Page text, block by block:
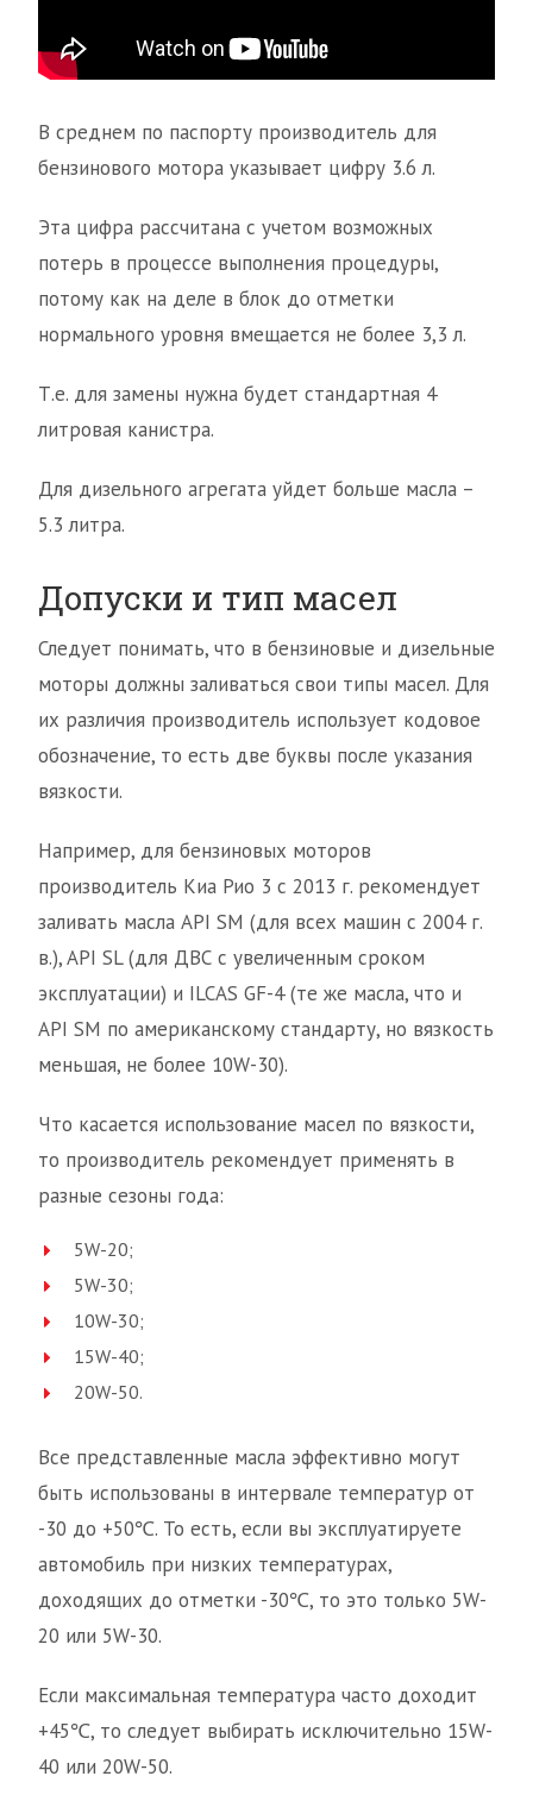
В среднем по паспорту производитель для
бензинового мотора указывает цифру 3.6 л.
Эта цифра рассчитана с учетом возможных
потерь в процессе выполнения процедуры,
потому как на деле в блок до отметки
нормального уровня вмещается не более 3,3 л.
Т.е. для замены нужна будет стандартная 4
литровая канистра.
Для дизельного агрегата уйдет больше масла –
5.3 литра.
Допуски и тип масел
Следует понимать, что в бензиновые и дизельные
моторы должны заливаться свои типы масел. Для
их различия производитель использует кодовое
обозначение, то есть две буквы после указания
вязкости.
Например, для бензиновых моторов
производитель Киа Рио 3 с 2013 г. рекомендует
заливать масла API SM (для всех машин с 2004 г.
в.), API SL (для ДВС с увеличенным сроком
эксплуатации) и ILCAS GF-4 (те же масла, что и
API SM по американскому стандарту, но вязкость
меньшая, не более 10W-30).
Что касается использование масел по вязкости,
то производитель рекомендует применять в
разные сезоны года:
5W-20;
5W-30;
10W-30;
15W-40;
20W-50.
Все представленные масла эффективно могут
быть использованы в интервале температур от
-30 до +50℃. То есть, если вы эксплуатируете
автомобиль при низких температурах,
доходящих до отметки -30℃, то это только 5W-
20 или 5W-30.
Если максимальная температура часто доходит
+45℃, то следует выбирать исключительно 15W-
40 или 20W-50.